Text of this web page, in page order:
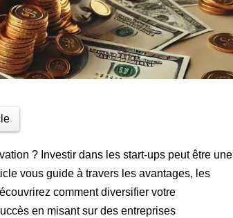
? Investir dans les start-ups peut être une
vous guide à travers les avantages, les
comment diversifier votre
en misant sur des entreprises